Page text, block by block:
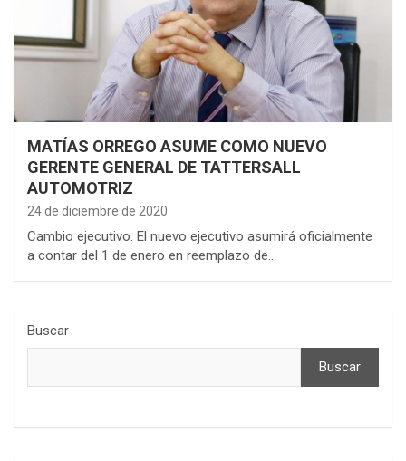
MATÍAS ORREGO ASUME COMO NUEVO
GERENTE GENERAL DE TATTERSALL
AUTOMOTRIZ
24 de diciembre de 2020
Cambio ejecutivo. El nuevo ejecutivo asumirá oficialmente
a contar del 1 de enero en reemplazo de…
Buscar
Buscar